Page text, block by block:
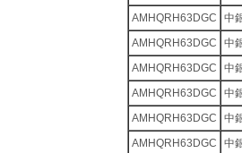
AMHQRH63DGC
中
AMHQRH63DGC
中
AMHQRH63DGC
中
AMHQRH63DGC
中
AMHQRH63DGC
中
AMHQRH63DGC
中